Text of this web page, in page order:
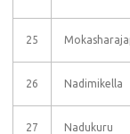
25
26 Nadimikella
27 Nadukuru